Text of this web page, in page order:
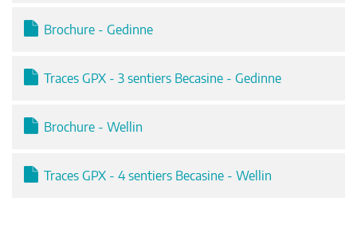
Brochure - Gedinne
Traces GPX - 3 sentiers Becasine - Gedinne
Brochure - Wellin
Traces GPX - 4 sentiers Becasine - Wellin